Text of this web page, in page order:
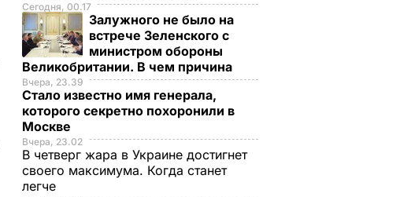
Сегодня, 00.17
Залужного не было на
встрече Зеленского с
министром обороны
Великобритании. В чем причина
Вчера, 23.39
Стало известно имя генерала,
которого секретно похоронили в
Москве
Вчера, 23.02
В четверг жара в Украине достигнет
своего максимума. Когда станет
легче